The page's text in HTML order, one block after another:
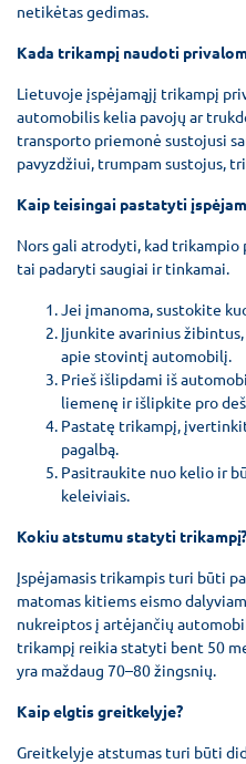
netikėtas gedimas.
Kada trikampį naudoti
Lietuvoje įspėjamąjį trikampį
automobilis kelia pavojų ar
transporto priemonė sustojusi
pavyzdžiui, trumpam sustojus,
Kaip teisingai pastatyti
Nors gali atrodyti, kad trikampio
tai padaryti saugiai ir tinkamai.
Jei įmanoma, sustokite
Įjunkite avarinius
apie stovintį automobilį.
Prieš išlipdami iš
liemenę ir išlipkite pro
Pastatę trikampį,
pagalbą.
Pasitraukite nuo kelio ir
keleiviais.
Kokiu atstumu statyti trikampį?
Įspėjamasis trikampis turi būti
matomas kitiems eismo
nukreiptos į artėjančių
trikampį reikia statyti bent 50
yra maždaug 70–80 žingsnių.
Kaip elgtis greitkelyje?
Greitkelyje atstumas turi būti